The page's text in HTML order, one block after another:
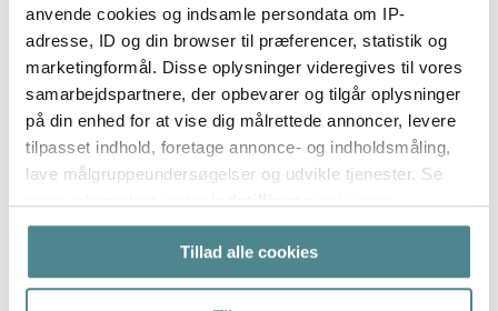
anvende cookies og indsamle persondata om IP-
adresse, ID og din browser til præferencer, statistik og
marketingformål. Disse oplysninger videregives til vores
samarbejdspartnere, der opbevarer og tilgår oplysninger
på din enhed for at vise dig målrettede annoncer, levere
tilpasset indhold, foretage annonce- og indholdsmåling,
lave målgruppeundersøgelser og udvikle tjenester. Se
persondatapolitik. Du kan altid trække dit samtykke
tilbage eller ændre indstillinger fra vores
"Cookiedeklaration", eller ved at trykke på "Privacy
Tillad alle cookies
Pakketape PP Airtape
50mmx90m 19my
Airtape er en miljøvenlig,
transparent pakketape i 19my,
som er 100% genanvendelig. Den
har lavere CO2 udledning, grundet
reduceret råmaterialeforbrug.
Airtapen er ligeledes
omkostningseffektiv da længden
på rullen er 90 meter, hvilket giver